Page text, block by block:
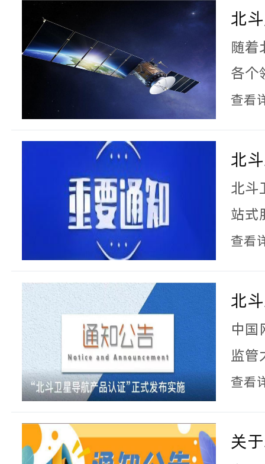
端
约检
发/
站
北
认
北
随着
各个
对于
稳定
的意
查看
北
证
北斗
站式
安全
一
查看
北
证”
中国
监管
1日
导航
导航
证”
查看
关